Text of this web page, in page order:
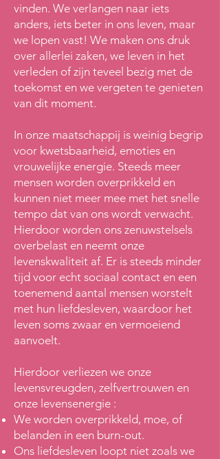
vinden. We verlangen naar iets
anders, iets beter in ons leven, maar
we lopen vast! We maken ons druk
over allerlei zaken, we leven in het
verleden of zijn teveel bezig met de
toekomst en we vergeten te genieten
van dit moment.
In onze maatschappij is weinig begrip
voor kwetsbaarheid, emoties en
vrouwelijke energie. Steeds meer
mensen worden overprikkeld en
kunnen niet meer mee met het snelle
tempo dat van ons wordt verwacht.
Hierdoor worden ons zenuwstelsels
overbelast en neemt onze
levenskwaliteit af. Er is steeds minder
tijd voor echt sociaal contact en een
toenemend aantal mensen worstelt
met hun liefdesleven, waardoor het
leven soms zwaar en vermoeiend
aanvoelt.
Hierdoor verliezen we onze
levensvreugden, zelfvertrouwen en
onze levensenergie :
We worden overprikkeld, moe, of
belanden in een burn-out.
Ons liefdesleven loopt niet zoals we